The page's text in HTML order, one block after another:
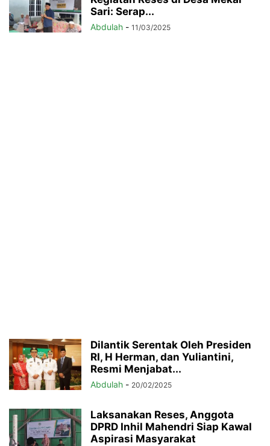
Sari: Serap...
Abdulah - 11/03/2025
Dilantik Serentak Oleh Presiden
RI, H Herman, dan Yuliantini,
Resmi Menjabat...
Abdulah - 20/02/2025
Laksanakan Reses, Anggota
DPRD Inhil Mahendri Siap Kawal
Aspirasi Masyarakat